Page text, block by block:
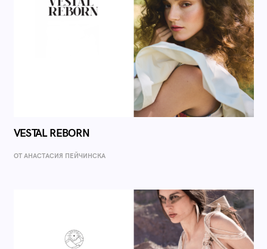
VESTAL REBORN
ОТ AНАСТАСИЯ ПЕЙЧИНСКА